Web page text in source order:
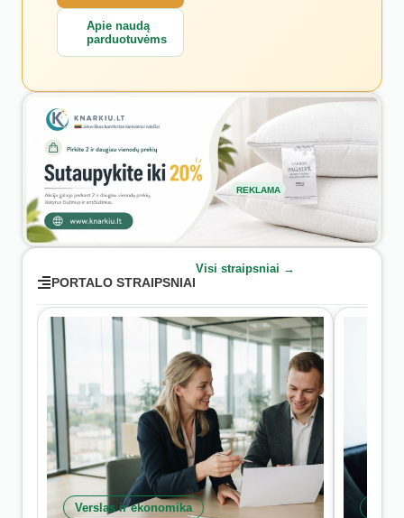
Apie naudą
parduotuvėms
REKLAMA
PORTALO STRAIPSNIAI
Visi straipsniai →
Verslas ir ekonomika